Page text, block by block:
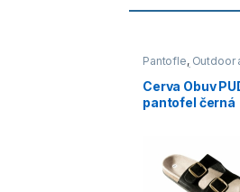
Pantofle, Outdoor
Otevřená obuv
Cerva Obuv
pantofel černá